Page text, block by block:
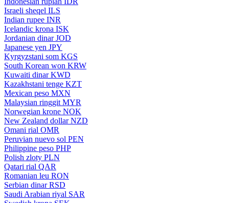
Israeli sheqel ILS
Indian rupee INR
Icelandic krona ISK
Jordanian dinar JOD
Japanese yen JPY
Kyrgyzstani som KGS
South Korean won KRW
Kuwaiti dinar KWD
Kazakhstani tenge KZT
Mexican peso MXN
Malaysian ringgit MYR
Norwegian krone NOK
New Zealand dollar NZD
Omani rial OMR
Peruvian nuevo sol PEN
Philippine peso PHP
Polish zloty PLN
Qatari rial QAR
Romanian leu RON
Serbian dinar RSD
Saudi Arabian riyal SAR